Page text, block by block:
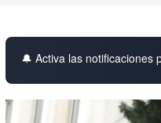
🔔 Activa las notificaciones